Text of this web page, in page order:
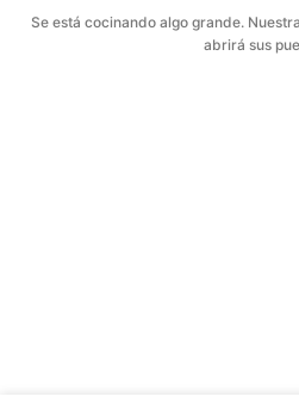
Se está cocinando algo grande.
abrirá sus